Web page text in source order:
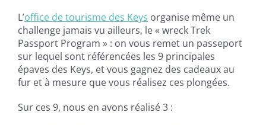
L’office de tourisme des Keys organise même un
challenge jamais vu ailleurs, le « wreck Trek
Passport Program » : on vous remet un passeport
sur lequel sont référencées les 9 principales
épaves des Keys, et vous gagnez des cadeaux au
fur et à mesure que vous réalisez ces plongées.
Sur ces 9, nous en avons réalisé 3 :